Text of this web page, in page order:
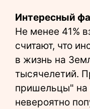
Интересный
Не менее 41%
считают, что
в жизнь на
тысячелетий.
пришельцы" на
невероятно